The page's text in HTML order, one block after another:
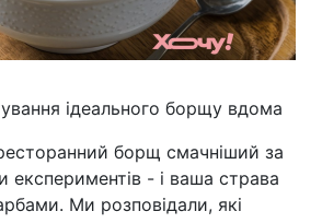
ідеального борщу вдома
борщ смачніший за
експериментів - і ваша страва
Ми розповідали, які